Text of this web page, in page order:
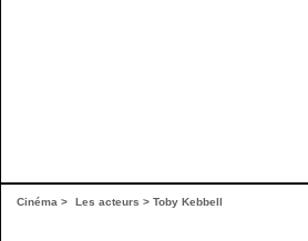
Cinéma > Les acteurs > Toby Kebbell